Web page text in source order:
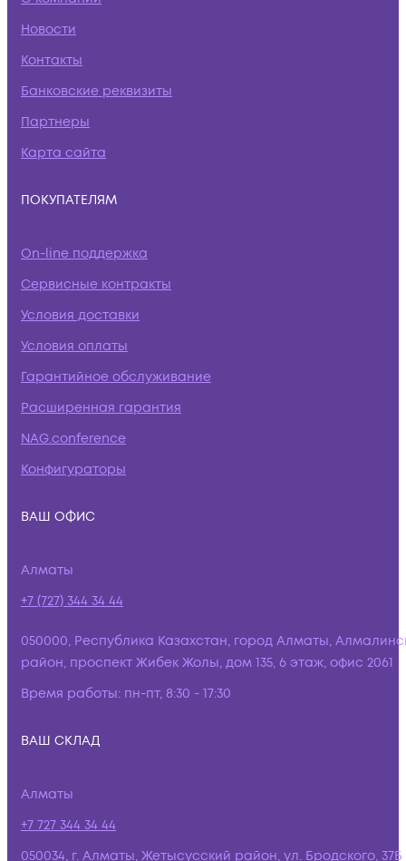
Новости
Контакты
Банковские реквизиты
Партнеры
Карта сайта
ПОКУПАТЕЛЯМ
On-line поддержка
Сервисные контракты
Условия доставки
Условия оплаты
Гарантийное обслуживание
Расширенная гарантия
NAG.conference
Конфигураторы
ВАШ ОФИС
Алматы
+7 (727) 344 34 44
050000, Республика Казахстан, город Алматы,
район, проспект Жибек Жолы, дом 135, 6 этаж, офис 2061
Время работы: пн-пт, 8:30 - 17:30
ВАШ СКЛАД
Алматы
+7 727 344 34 44
050034, г. Алматы, Жетысусский район, ул. Бродского, 37Б